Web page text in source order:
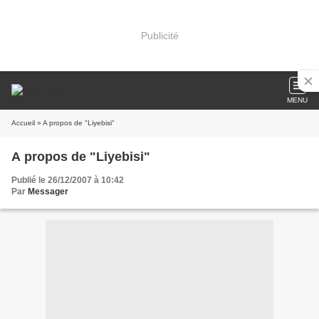
Publicité
MENU
Accueil » A propos de "Liyebisi"
A propos de "Liyebisi"
Publié le 26/12/2007 à 10:42
Par Messager